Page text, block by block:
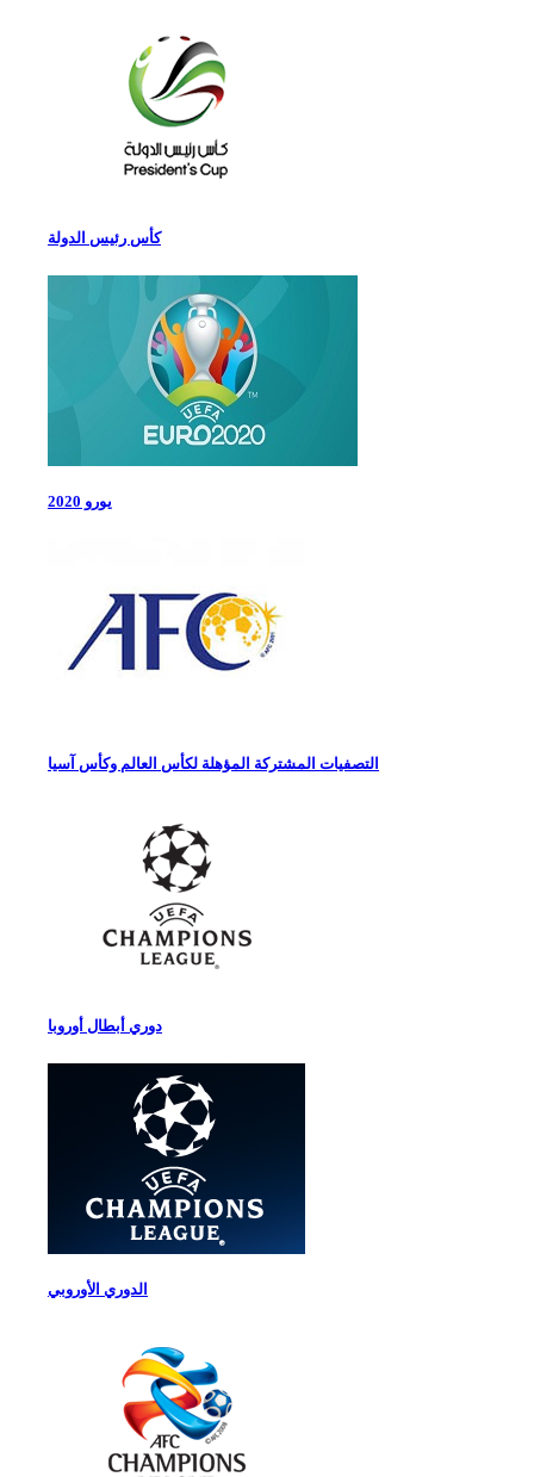
كأس رئيس الدولة
يورو 2020
التصفيات المشتركة المؤهلة لكأس العالم وكأس آسيا
دوري أبطال أوروبا
الدوري الأوروبي